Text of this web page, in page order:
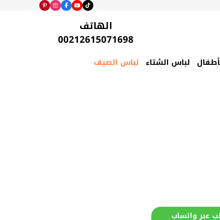
الهاتف
00212615071698
لباس الشتاء لباس الصيف
عبر واتساب